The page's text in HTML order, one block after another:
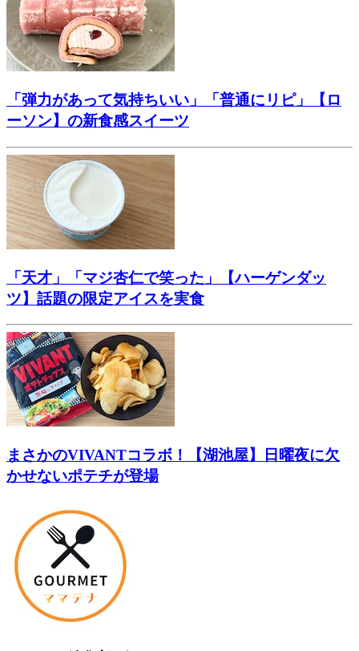
「弾力があって気持ちいい」「普通にリピ」【ロ
ーソン】の新食感スイーツ
「天才」「マジ杏仁で笑った」【ハーゲンダッ
ツ】話題の限定アイスを実食
まさかのVIVANTコラボ！【湖池屋】日曜夜に欠
かせないポテチが登場